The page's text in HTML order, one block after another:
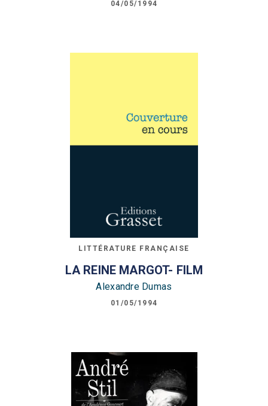
04/05/1994
LITTÉRATURE FRANÇAISE
LA REINE MARGOT- FILM
Alexandre Dumas
01/05/1994